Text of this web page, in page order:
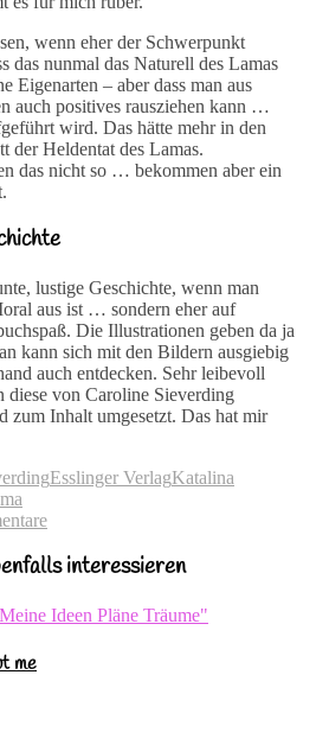
wenn eher der Schwerpunkt
das nunmal das Naturell des Lamas
Eigenarten – aber dass man aus
auch positives rausziehen kann …
wird. Das hätte mehr in den
der Heldentat des Lamas.
das nicht so … bekommen aber ein
lustige Geschichte, wenn man
aus ist … sondern eher auf
Die Illustrationen geben da ja
kann sich mit den Bildern ausgiebig
auch entdecken. Sehr leibevoll
diese von Caroline Sieverding
zum Inhalt umgesetzt. Das hat mir
Esslinger VerlagKatalina
interessieren
me